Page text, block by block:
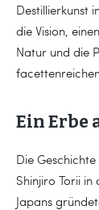
Destillierkunst
die Vision,
Natur und die
Ein Erbe
Die
Shinjiro Torii
Japans